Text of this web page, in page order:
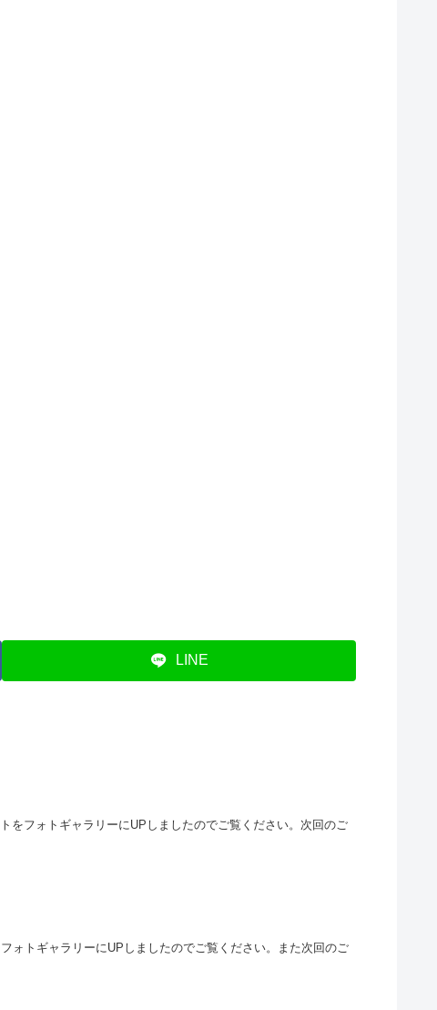
LINE
をフォトギャラリーにUPしましたのでご覧ください。次回のご
ォトギャラリーにUPしましたのでご覧ください。また次回のご